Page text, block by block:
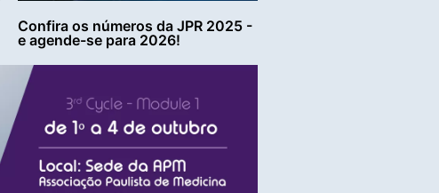
Confira os números da JPR 2025 -
e agende-se para 2026!